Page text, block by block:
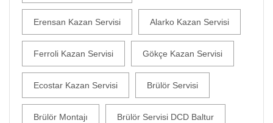
Erensan Kazan Servisi Alarko Kazan Servisi
Ferroli Kazan Servisi Gökçe Kazan Servisi
Ecostar Kazan Servisi Brülör Servisi
Brülör Montajı Brülör Servisi DCD Baltur